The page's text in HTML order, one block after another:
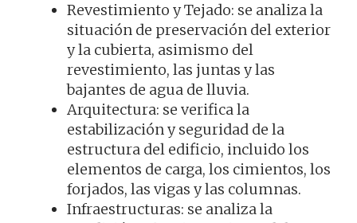
Revestimiento y Tejado: se analiza la
situación de preservación del exterior
y la cubierta, asimismo del
revestimiento, las juntas y las
bajantes de agua de lluvia.
Arquitectura: se verifica la
estabilización y seguridad de la
estructura del edificio, incluido los
elementos de carga, los cimientos, los
forjados, las vigas y las columnas.
Infraestructuras: se analiza la